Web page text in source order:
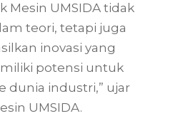
Mesin UMSIDA tidak
teori, tetapi juga
inovasi yang
potensi untuk
dunia industri,” ujar
UMSIDA.